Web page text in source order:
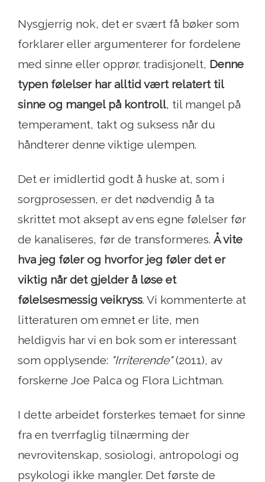
Nysgjerrig nok, det er svært få bøker som
forklarer eller argumenterer for fordelene
med sinne eller opprør. tradisjonelt, Denne
typen følelser har alltid vært relatert til
sinne og mangel på kontroll, til mangel på
temperament, takt og suksess når du
håndterer denne viktige ulempen.
Det er imidlertid godt å huske at, som i
sorgprosessen, er det nødvendig å ta
skrittet mot aksept av ens egne følelser før
de kanaliseres, før de transformeres. Å vite
hva jeg føler og hvorfor jeg føler det er
viktig når det gjelder å løse et
følelsesmessig veikryss. Vi kommenterte at
litteraturen om emnet er lite, men
heldigvis har vi en bok som er interessant
som opplysende: "Irriterende"(2011), av
forskerne Joe Palca og Flora Lichtman.
I dette arbeidet forsterkes temaet for sinne
fra en tverrfaglig tilnærming der
nevrovitenskap, sosiologi, antropologi og
psykologi ikke mangler. Det første de